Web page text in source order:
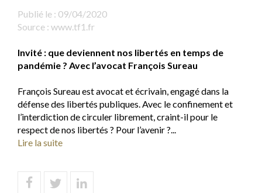
Publié le : 09/04/2020
Source : www.tf1.fr
Invité : que deviennent nos libertés en temps de
pandémie ? Avec l’avocat François Sureau
François Sureau est avocat et écrivain, engagé dans la
défense des libertés publiques. Avec le confinement et
l’interdiction de circuler librement, craint-il pour le
respect de nos libertés ? Pour l’avenir ?...
Lire la suite